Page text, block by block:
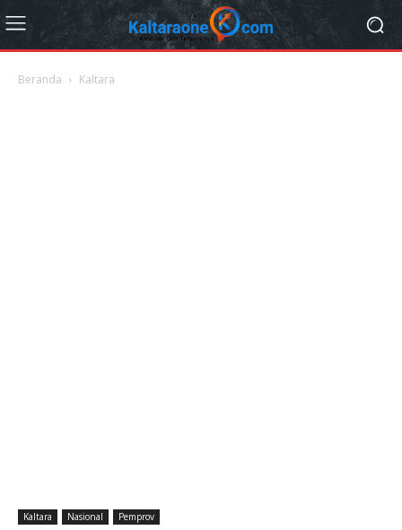
Beranda Kaltara
Kaltara Nasional Pemprov